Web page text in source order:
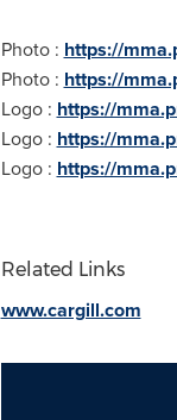
Photo : https://
Photo : https://
Logo : https://
Logo : https://
Logo : https://
Related Links
www.cargill.com